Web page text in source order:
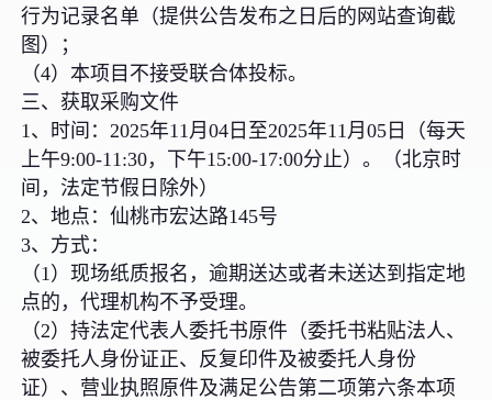
行为记录名单（提供公告发布之日后的网站查询截
图）；
（4）本项目不接受联合体投标。
三、获取采购文件
1、时间：2025年11月04日至2025年11月05日（每天
上午9:00-11:30，下午15:00-17:00分止）。（北京时
间，法定节假日除外）
2、地点：仙桃市宏达路145号
3、方式：
（1）现场纸质报名，逾期送达或者未送达到指定地
点的，代理机构不予受理。
（2）持法定代表人委托书原件（委托书粘贴法人、
被委托人身份证正、反复印件及被委托人身份
证）、营业执照原件及满足公告第二项第六条本项